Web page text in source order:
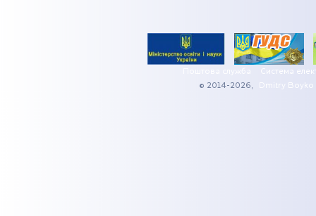
Поштова служба
Система
© 2014-2026,
Dmitry Boyko